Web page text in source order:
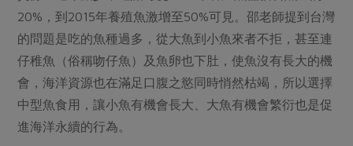
20%，到2015年養殖魚激增至50%可見。邵老師提到台灣
的問題是吃的魚種過多，從大魚到小魚來者不拒，甚至連
仔稚魚（俗稱吻仔魚）及魚卵也下肚，使魚沒有長大的機
會，海洋資源也在滿足口腹之慾同時悄然枯竭，所以選擇
中型魚食用，讓小魚有機會長大、大魚有機會繁衍也是促
進海洋永續的行為。